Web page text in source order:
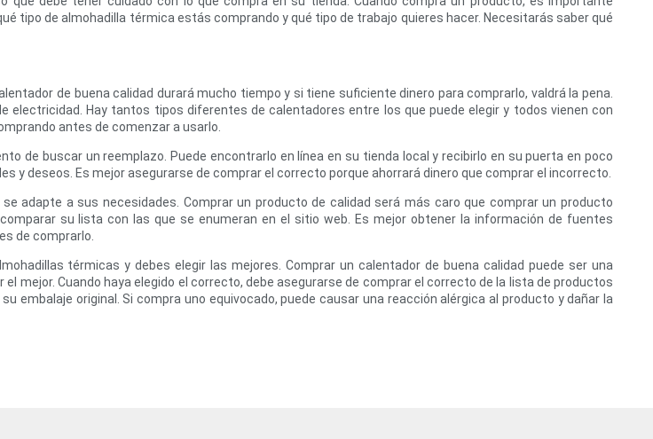
tipo de almohadilla térmica estás comprando y qué tipo de trabajo quieres hacer. Necesitarás saber qué
de buena calidad durará mucho tiempo y si tiene suficiente dinero para comprarlo, valdrá la pena.
electricidad. Hay tantos tipos diferentes de calentadores entre los que puede elegir y todos vienen con
antes de comenzar a usarlo.
de buscar un reemplazo. Puede encontrarlo en línea en su tienda local y recibirlo en su puerta en poco
y deseos. Es mejor asegurarse de comprar el correcto porque ahorrará dinero que comprar el incorrecto.
adapte a sus necesidades. Comprar un producto de calidad será más caro que comprar un producto
su lista con las que se enumeran en el sitio web. Es mejor obtener la información de fuentes
de comprarlo.
térmicas y debes elegir las mejores. Comprar un calentador de buena calidad puede ser una
mejor. Cuando haya elegido el correcto, debe asegurarse de comprar el correcto de la lista de productos
embalaje original. Si compra uno equivocado, puede causar una reacción alérgica al producto y dañar la